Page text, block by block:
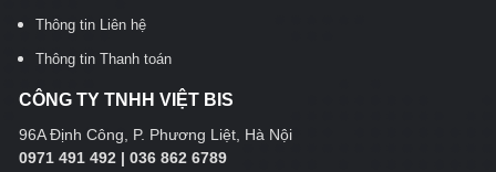
Thông tin Liên hệ
Thông tin Thanh toán
CÔNG TY TNHH VIỆT BIS
96A Định Công, P. Phương Liệt, Hà Nội
0971 491 492 | 036 862 6789